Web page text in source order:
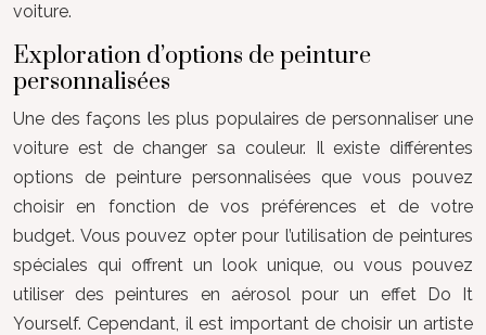
voiture.
Exploration d’options de peinture
personnalisées
Une des façons les plus populaires de personnaliser une
voiture est de changer sa couleur. Il existe différentes
options de peinture personnalisées que vous pouvez
choisir en fonction de vos préférences et de votre
budget. Vous pouvez opter pour l’utilisation de peintures
spéciales qui offrent un look unique, ou vous pouvez
utiliser des peintures en aérosol pour un effet Do It
Yourself. Cependant, il est important de choisir un artiste